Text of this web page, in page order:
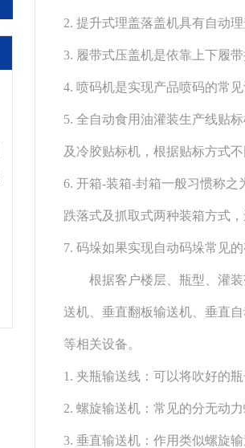
2. 提升式理盖落盖机具有自动
3. 履带式压盖机是依靠上下履
4. 喷码机是实现产品喷码的常
5. 全自动食用油灌装生产线贴
及冷胶贴标机，根据贴标方式
6. 开箱-装箱-封箱一般习惯称
跌落式及抓取式两种装箱方式，
7. 码垛如果实现自动码垛常见
根据客户楼层、瓶型、灌装
送机、垂直翻板输送机、垂直
等相关设备。
1. 夹瓶输送线：可以将吹好的
2. 螺旋输送机：常见的分无动
3. 垂直输送机：作用类似螺旋